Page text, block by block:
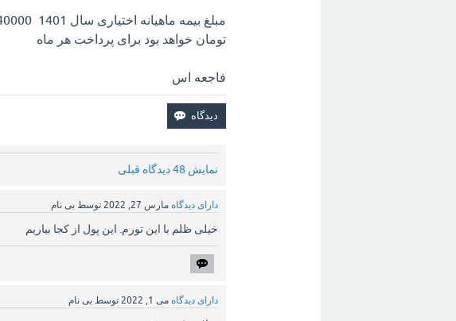
تومان خواهد بود برای پرداخت هر ماه
فاجعه اس
نمایش 48 دیدگاه قبلی
دارای دیدگاه مارس 27, 2022 توسطبی نام
خیلی ظلم با این تورم. این پول از کجا بیاریم
دارای دیدگاه می 1, 2022 توسطبی نام